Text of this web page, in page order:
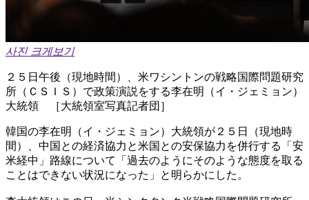
사진 크게보기
２５日午後（現地時間）、米ワシントンの戦略国際問題研究
所（ＣＳＩＳ）で政策演説をする李在明（イ・ジェミョン）
大統領 ［大統領室写真記者団］
韓国の李在明（イ・ジェミョン）大統領が２５日（現地時
間）、中国との経済協力と米国との安保協力を併行する「安
米経中」路線について「過去のようにそのような態度を取る
ことはできない状況になった」と明らかにした。